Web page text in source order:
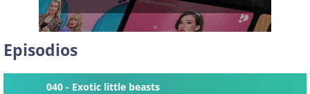
Episodios
040 - Exotic little beasts